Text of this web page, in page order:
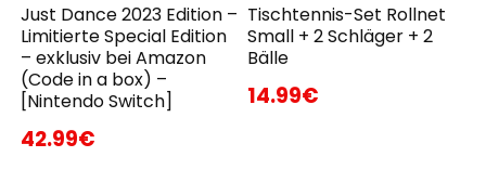
Just Dance 2023 Edition –
Limitierte Special Edition
– exklusiv bei Amazon
(Code in a box) –
[Nintendo Switch]
42.99€
Tischtennis-Set Rollnet
Small + 2 Schläger + 2
Bälle
14.99€